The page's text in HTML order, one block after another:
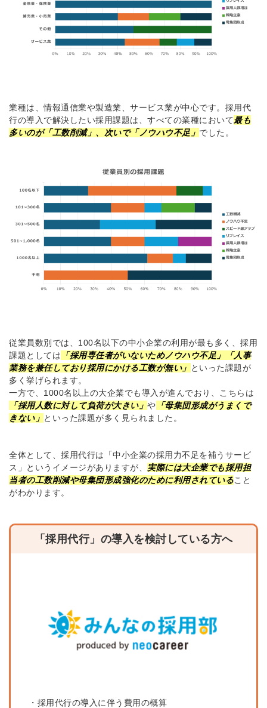
業種は、情報通信業や製造業、サービス業が中心です。採用代
行の導入で解決したい採用課題は、すべての業種において最も
多いのが「工数削減」、次いで「ノウハウ不足」 でした。
従業員数別では、100名以下の中小企業の利用が最も多く、採用
課題としては 「採用専任者がいないためノウハウ不足」「人事
業務を兼任しており採用にかける工数が無い」 といった課題が
多く挙げられます。
一方で、1000名以上の大企業でも導入が進んでおり、こちらは
「採用人数に対して負荷が大きい」 や 「母集団形成がうまくで
きない」 といった課題が多く見られました。
全体として、採用代行は「中小企業の採用力不足を補うサービ
ス」というイメージがありますが、 実際には大企業でも採用担
当者の工数削減や母集団形成強化のために利用されていること
がわかります。
「採用代行」の導入を検討している方へ
・採用代行の導入に伴う費用の概算